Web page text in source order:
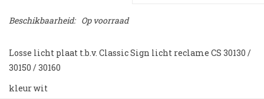
Beschikbaarheid: Op voorraad
Losse licht plaat t.b.v. Classic Sign licht reclame CS 30130 /
30150 / 30160
kleur wit